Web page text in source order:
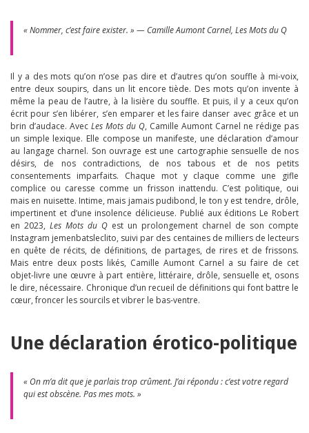
« Nommer, c’est faire exister. » — Camille Aumont Carnel, Les Mots du Q
Il y a des mots qu’on n’ose pas dire et d’autres qu’on souffle à mi-voix,
entre deux soupirs, dans un lit encore tiède. Des mots qu’on invente à
même la peau de l’autre, à la lisière du souffle. Et puis, il y a ceux qu’on
écrit pour s’en libérer, s’en emparer et les faire danser avec grâce et un
brin d’audace. Avec Les Mots du Q, Camille Aumont Carnel ne rédige pas
un simple lexique. Elle compose un manifeste, une déclaration d’amour
au langage charnel. Son ouvrage est une cartographie sensuelle de nos
désirs, de nos contradictions, de nos tabous et de nos petits
consentements imparfaits. Chaque mot y claque comme une gifle
complice ou caresse comme un frisson inattendu. C’est politique, oui
mais en nuisette. Intime, mais jamais pudibond, le ton y est tendre, drôle,
impertinent et d’une insolence délicieuse. Publié aux éditions Le Robert
en 2023, Les Mots du Q est un prolongement charnel de son compte
Instagram jemenbatsleclito, suivi par des centaines de milliers de lecteurs
en quête de récits, de définitions, de partages, de rires et de frissons.
Mais entre deux posts likés, Camille Aumont Carnel a su faire de cet
objet-livre une œuvre à part entière, littéraire, drôle, sensuelle et, osons
le dire, nécessaire. Chronique d’un recueil de définitions qui font battre le
cœur, froncer les sourcils et vibrer le bas-ventre.
Une déclaration érotico-politique
« On m’a dit que je parlais trop crûment. J’ai répondu : c’est votre regard
qui est obscène. Pas mes mots. »